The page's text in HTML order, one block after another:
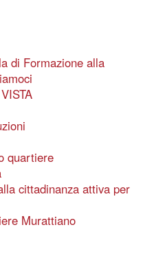
di Formazione alla
quartiere
cittadinanza attiva per
Murattiano